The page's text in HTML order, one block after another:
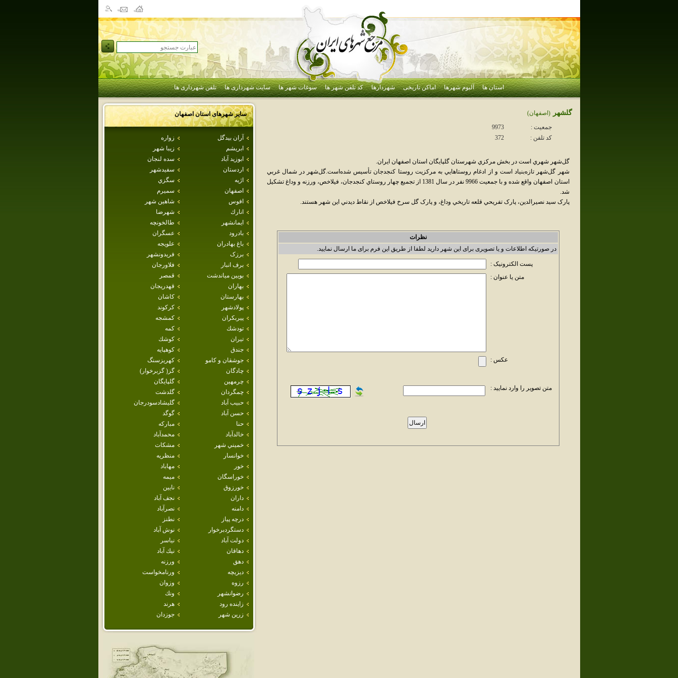
استان ها آلبوم شهرها اماکن تاریخی شهردارها کد تلفن شهر ها سوغات شهر ها سایت شهرداری ها تلفن شهرداری ها
سایر شهرهای استاناصفهان
آران بيدگل
زواره
ابريشم
زيبا شهر
ابوزيد آباد
سده لنجان
اردستان
سفيدشهر
اژيه
سگزي
اصفهان
سميرم
افوس
شاهين شهر
انارك
شهرضا
ايمانشهر
طالخونچه
بادرود
عسگران
باغ بهادران
علويجه
برزک
فريدونشهر
برف انبار
فلاورجان
بويين مياندشت
قمصر
بهاران
قهدريجان
بهارستان
كاشان
پولادشهر
كركوند
پيربكران
كمشجه
تودشك
كمه
تيران
كوشك
جندق
كوهپايه
جوشقان و كامو
كهريزسنگ
چادگان
گز( گزبرخوار)
چرمهين
گلپايگان
چمگردان
گلدشت
حبيب آباد
گليشادسودرجان
حسن آباد
گوگد
حنا
مباركه
خالدآباد
محمدآباد
خميني شهر
مشكات
خوانسار
منظريه
خور
مهاباد
خوراسگان
ميمه
خورزوق
نايين
داران
نجف آباد
دامنه
نصرآباد
درچه پياز
نطنز
دستگردبرخوار
نوش آباد
دولت آباد
نياسر
دهاقان
نيك آباد
دهق
ورزنه
ديزيچه
ورنامخواست
رزوه
وزوان
رضوانشهر
ونك
زاينده رود
هرند
زرين شهر
جوزدان
گلشهر
(اصفهان)
جمعیت :
9973
کد تلفن :
372
گل‌شهر شهري است در بخش مرکزي شهرستان گلپايگان استان اصفهان ايران.
شهر گل‌شهر تازه‌بنياد است و از ادغام روستاهايي به مرکزيت روستا کنجدجان تأسيس شده‌است.گل‌شهر در شمال غربي
استان اصفهان واقع شده و با جمعيت 9966 نفر در سال 1381 از تجميع چهار روستاي کنجدجان، فيلاخص، ورزنه و وداغ تشکيل
شد.
پارک سيد نصيرالدين، پارک تفريحي قلعه تاريخي وداغ، و پارک گل سرخ فيلاخص از نقاط ديدني اين شهر هستند.
نظرات
در صورتیکه اطلاعات و یا تصویری برای این شهر دارید لطفا از طریق این فرم برای ما ارسال نمایید.
پست الکترونیک :
متن یا عنوان :
عکس :
متن تصویر را وارد نمایید :